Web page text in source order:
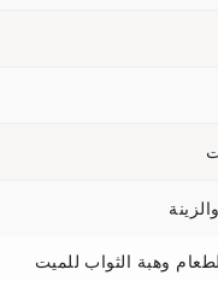
وهبة الثواب للميت